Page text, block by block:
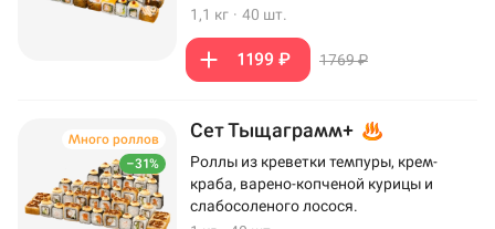
1,1 кг · 40 шт.
1199 ₽ 1769 ₽
–31%
Много роллов Сет Тыщаграмм+
Роллы из креветки темпуры, крем-
краба, варено-копченой курицы и
слабосоленого лосося.